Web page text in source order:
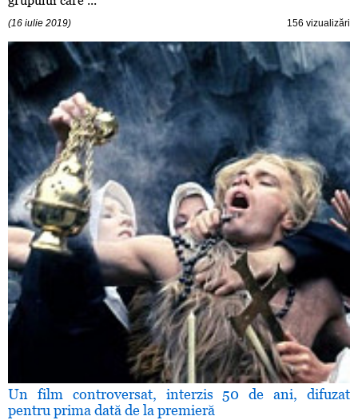
(16 iulie 2019) 156 vizualizări
Un film controversat, interzis 50 de ani, difuzat
pentru prima dată de la premieră